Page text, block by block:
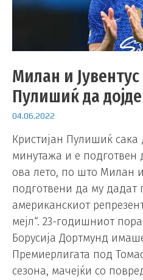
Милан и
Пулишиќ да
04.06.2022
Кристијан Пулишиќ
минутажа и е подготвен
ова лето, по што Милан и
подготвени да му дадат
американскиот
мејл“. 23-годишниот
Борусија Дортмунд
Премиерлигата под
сезона, мачејќи со